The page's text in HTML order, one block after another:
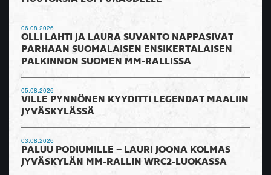
06.08.2026
OLLI LAHTI JA LAURA SUVANTO NAPPASIVAT
PARHAAN SUOMALAISEN ENSIKERTALAISEN
PALKINNON SUOMEN MM-RALLISSA
05.08.2026
VILLE PYNNÖNEN KYYDITTI LEGENDAT MAALIIN
JYVÄSKYLÄSSÄ
03.08.2026
PALUU PODIUMILLE – LAURI JOONA KOLMAS
JYVÄSKYLÄN MM-RALLIN WRC2-LUOKASSA